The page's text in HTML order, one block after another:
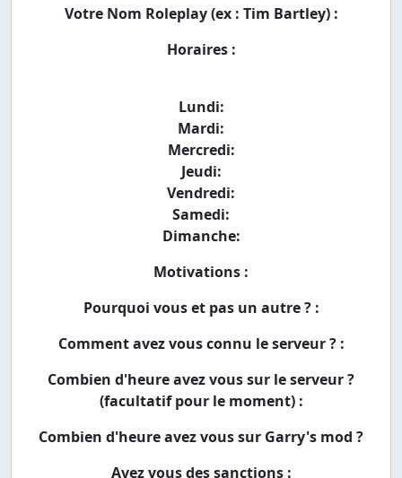
Votre Nom Roleplay (ex : Tim Bartley) :
Horaires :
Lundi:
Mardi:
Mercredi:
Jeudi:
Vendredi:
Samedi:
Dimanche:
Motivations :
Pourquoi vous et pas un autre ? :
Comment avez vous connu le serveur ? :
Combien d'heure avez vous sur le serveur ?
(facultatif pour le moment) :
Combien d'heure avez vous sur Garry's mod ?
Avez vous des sanctions :